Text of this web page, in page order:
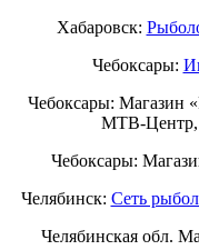
Хабаровск:
Чебоксары:
Чебоксары: Магазин
МТВ-Центр,
Чебоксары:
Челябинск: Сеть
Челябинская обл.